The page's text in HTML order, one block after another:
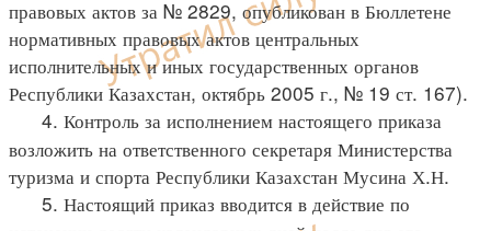
правовых актов за № 2829, опубликован в Бюллетене
нормативных правовых актов центральных
исполнительных и иных государственных органов
Республики Казахстан, октябрь 2005 г., № 19 ст. 167).
4. Контроль за исполнением настоящего приказа
возложить на ответственного секретаря Министерства
туризма и спорта Республики Казахстан Мусина Х.Н.
5. Настоящий приказ вводится в действие по